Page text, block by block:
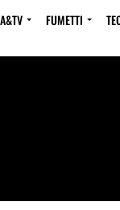
FUMETTI